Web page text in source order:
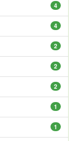
4
4
2
2
2
1
1